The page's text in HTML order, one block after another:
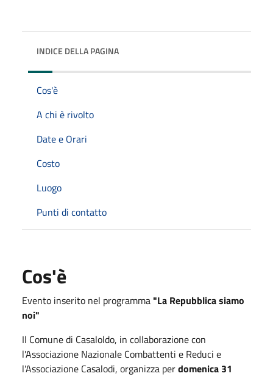
INDICE DELLA PAGINA
Cos'è
A chi è rivolto
Date e Orari
Costo
Luogo
Punti di contatto
Cos'è
Evento inserito nel programma"La Repubblica siamo
noi"
Il Comune di Casaloldo, in collaborazione con
l'Associazione Nazionale Combattenti e Reduci e
l'Associazione Casalodi, organizza perdomenica 31